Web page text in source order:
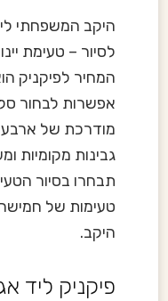
היקב המשפחתי
לסיור – טעימת
המחיר לפיקניק
אפשרות לבחור
מודרכת של ארבעה
גבינות מקומיות
תבחרו בסיור
טעימות של
היקב.
פיקניק ליד